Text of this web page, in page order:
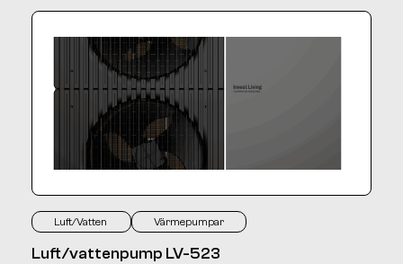
Luft/Vatten Värmepumpar
Luft/vattenpump LV-523